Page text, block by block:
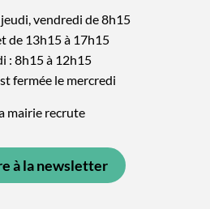
vendredi de 8h15
de 13h15 à 17h15
: 8h15 à 12h15
fermée le mercredi
mairie recrute
à la newsletter